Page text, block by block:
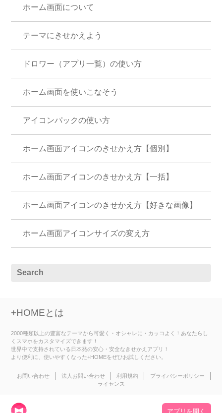
ホーム画面について
テーマにきせかえよう
ドロワー（アプリ一覧）の使い方
ホーム画面を使いこなそう
アイコンパックの使い方
ホーム画面アイコンのきせかえ方【個別】
ホーム画面アイコンのきせかえ方【一括】
ホーム画面アイコンのきせかえ方【好きな画像】
ホーム画面アイコンサイズの変え方
+HOMEとは
2000種類以上の豊富なテーマから可愛く・オシャレに・カッコよく！あなたらし
くスマホをカスタマイズできます！
世界中で支持されている日本発の安心・安全なきせかえアプリ！
より便利に、使いやすくなった+HOMEをぜひお試しください。
お問い合わせ 法人お問い合わせ 利用規約
プライバシーポリシー
ライセンス
アプリを開く